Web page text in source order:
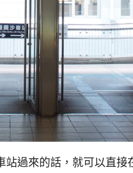
過來的話，就可以直接